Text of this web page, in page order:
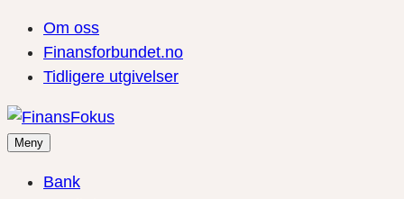
Om oss
Finansforbundet.no
Tidligere utgivelser
Meny
Bank